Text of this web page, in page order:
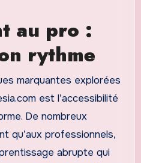
au pro :
rythme
marquantes explorées
est l’accessibilité
De nombreux
qu’aux professionnels,
abrupte qui